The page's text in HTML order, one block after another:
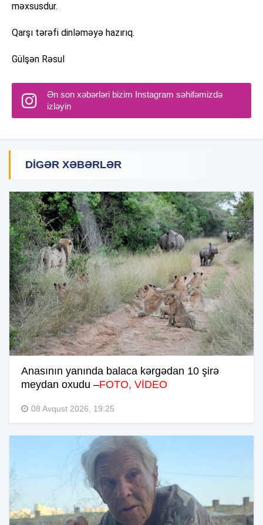
məxsusdur.
Qarşı tərəfi dinləməyə hazırıq.
Gülşən Rəsul
Ən son xəbərləri bizim Instagram səhifəmizdə
izləyin
DIGƏR XƏBƏRLƏR
Anasının yanında balaca kərgədan 10 şirə
meydan oxudu –FOTO, VİDEO
08 Avqust 2026, 19:25